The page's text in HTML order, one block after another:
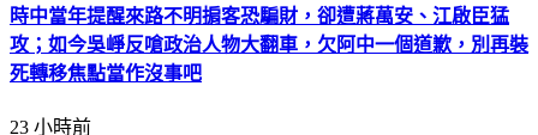
時中當年提醒來路不明掮客恐騙財，卻遭蔣萬安、江啟臣猛
攻；如今吳崢反嗆政治人物大翻車，欠阿中一個道歉，別再裝
死轉移焦點當作沒事吧
23 小時前